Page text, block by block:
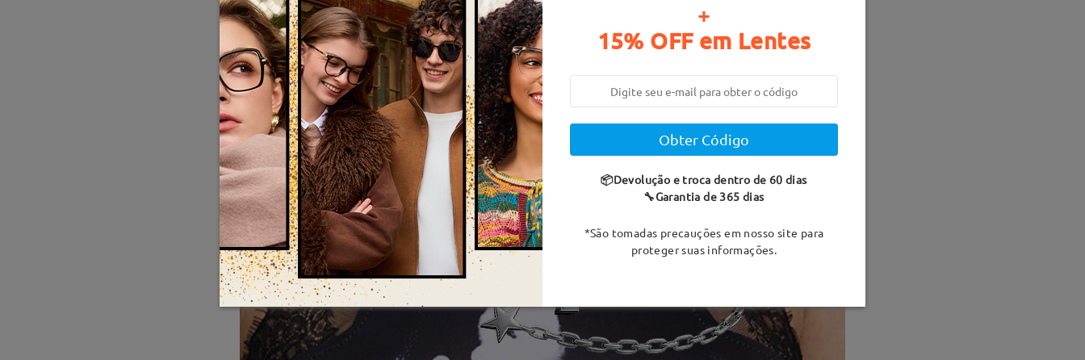
+
15% OFF em Lentes
Obter Código
📦Devolução e troca dentro de 60 dias
🔧Garantia de 365 dias
*São tomadas precauções em nosso site para
proteger suas informações.